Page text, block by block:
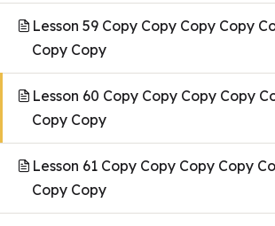
Lesson 59 Copy Copy Copy Copy
Copy Copy
Lesson 60 Copy Copy Copy Copy
Copy Copy
Lesson 61 Copy Copy Copy Copy
Copy Copy